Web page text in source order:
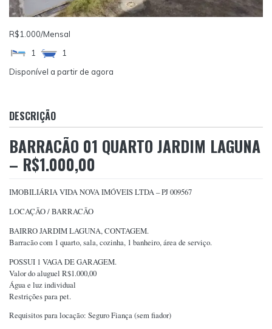
R$1.000/Mensal
1
1
Disponível a partir de agora
DESCRIÇÃO
BARRACÃO 01 QUARTO JARDIM LAGUNA
– R$1.000,00
IMOBILIÁRIA VIDA NOVA IMÓVEIS LTDA – PJ 009567
LOCAÇÃO / BARRACÃO
BAIRRO JARDIM LAGUNA, CONTAGEM.
Barracão com 1 quarto, sala, cozinha, 1 banheiro, área de serviço.
POSSUI 1 VAGA DE GARAGEM.
Valor do aluguel R$1.000,00
Água e luz individual
Restrições para pet.
Requisitos para locação: Seguro Fiança (sem fiador)